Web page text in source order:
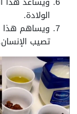
الولادة.
ويساهم هذا
تصيب